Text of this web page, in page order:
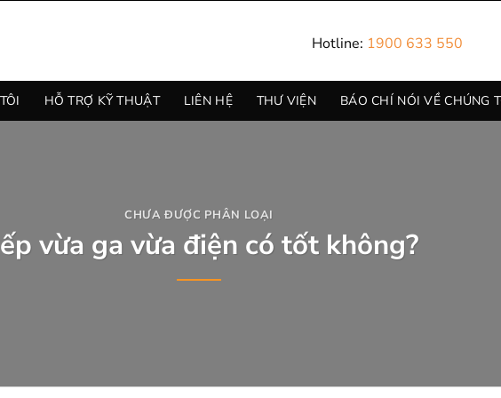
Hotline: 1900 633 550
HỖ TRỢ KỸ THUẬT LIÊN HỆ THƯ VIỆN BÁO CHÍ NÓI VỀ CHÚNG
CHƯA ĐƯỢC PHÂN LOẠI
vừa ga vừa điện có tốt không?